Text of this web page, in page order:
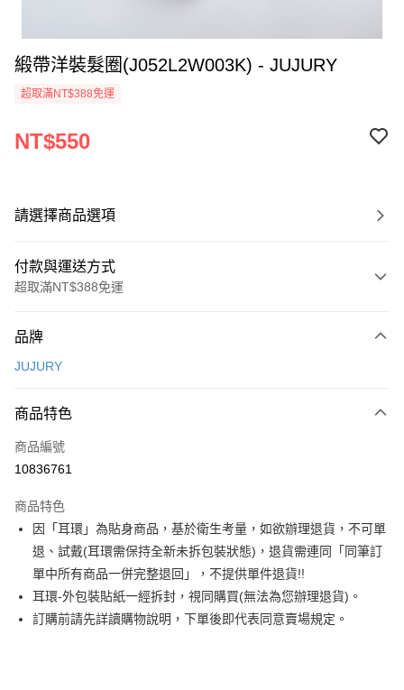
緞帶洋裝髮圈(J052L2W003K) - JUJURY
超取滿NT$388免運
NT$550
請選擇商品選項
付款與運送方式
超取滿NT$388免運
信用卡一次付款
3 期 0 利率 每期
合作金庫商業銀行
上海商業儲蓄銀行
臺灣中小企業銀行
匯豐（台灣）商業銀行
華泰商業銀行
聯邦商業銀行
遠東國際商業銀行
元大商業銀行
永豐商業銀行
玉山商業銀行
星展（台灣）商業銀行
台灣樂天信用卡公司
超商取貨付款
LINE Pay
Apple Pay
街口支付
悠遊付
Google Pay
品牌
JUJURY
商品特色
商品編號
10836761
商品特色
因「耳環」為貼身商品，基於衛生考量，如欲辦理退貨，不可單
退、試戴(耳環需保持全新未拆包裝狀態)，退貨需連同「同筆訂
單中所有商品一併完整退回」，不提供單件退貨!!
耳環-外包裝貼紙一經拆封，視同購買(無法為您辦理退貨)。
訂購前請先詳讀購物說明，下單後即代表同意賣場規定。